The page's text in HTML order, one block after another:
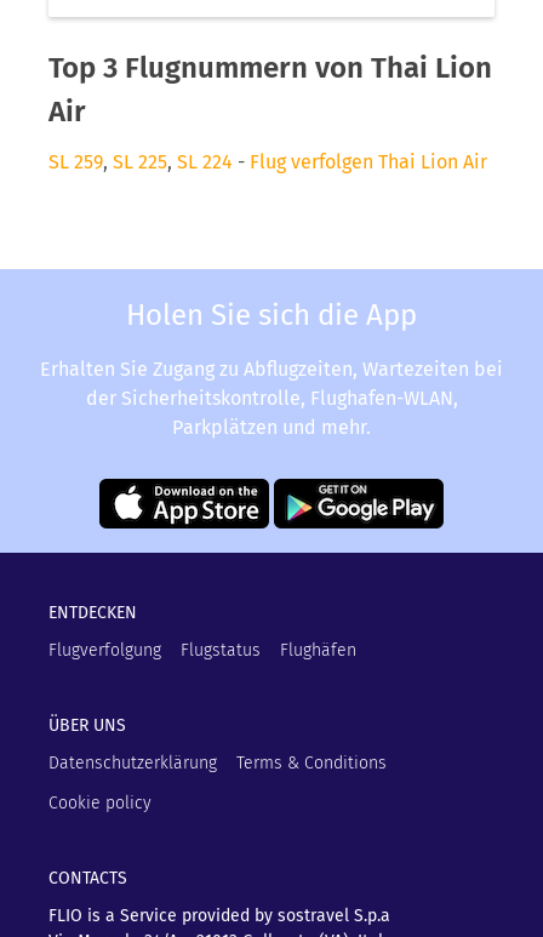
Top 3 Flugnummern von Thai Lion
Air
SL 259, SL 225, SL 224 - Flug verfolgen Thai Lion Air
Holen Sie sich die App
Erhalten Sie Zugang zu Abflugzeiten, Wartezeiten bei
der Sicherheitskontrolle, Flughafen-WLAN,
Parkplätzen und mehr.
ENTDECKEN
Flugverfolgung
Flugstatus Flughäfen
ÜBER UNS
Datenschutzerklärung
Terms & Conditions
Cookie policy
CONTACTS
FLIO is a Service provided by sostravel S.p.a